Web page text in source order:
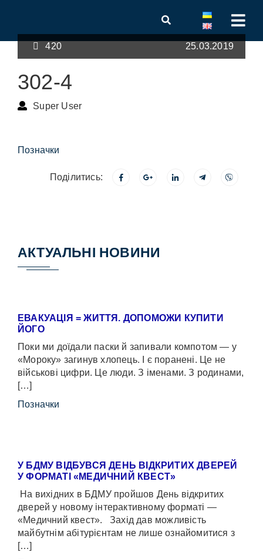
420 25.03.2019
302-4
Super User
Позначки
Поділитись:
АКТУАЛЬНІ НОВИНИ
ЕВАКУАЦІЯ = ЖИТТЯ. ДОПОМОЖИ КУПИТИ
ЙОГО
Поки ми доїдали паски й запивали компотом — у
«Мороку» загинув хлопець. І є поранені. Це не
військові цифри. Це люди. З іменами. З родинами,
[…]
Позначки
У БДМУ ВІДБУВСЯ ДЕНЬ ВІДКРИТИХ ДВЕРЕЙ
У ФОРМАТІ «МЕДИЧНИЙ КВЕСТ»
На вихідних в БДМУ пройшов День відкритих
дверей у новому інтерактивному форматі —
«Медичний квест». Захід дав можливість
майбутнім абітурієнтам не лише ознайомитися з
[…]